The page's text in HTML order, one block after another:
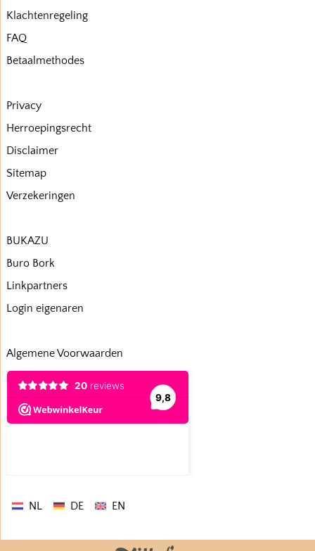
Klachtenregeling
FAQ
Betaalmethodes
Privacy
Herroepingsrecht
Disclaimer
Sitemap
Verzekeringen
BUKAZU
Buro Bork
Linkpartners
Login eigenaren
Algemene Voorwaarden
NL DE EN